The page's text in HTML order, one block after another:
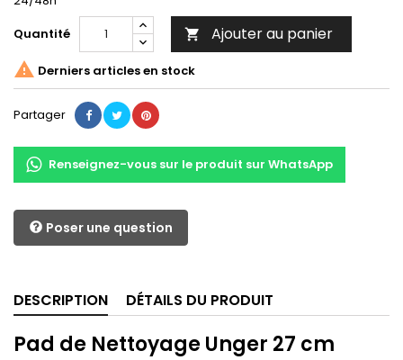
Quantité
 Ajouter au panier
 Derniers articles en stock
Partager
Renseignez-vous sur le produit sur WhatsApp
Poser une question
DESCRIPTION DÉTAILS DU PRODUIT
Pad de Nettoyage Unger 27 cm